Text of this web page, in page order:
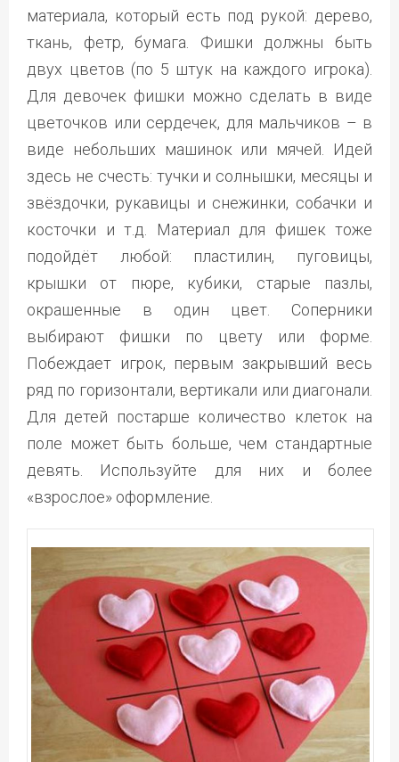
материала, который есть под рукой: дерево,
ткань, фетр, бумага. Фишки должны быть
двух цветов (по 5 штук на каждого игрока).
Для девочек фишки можно сделать в виде
цветочков или сердечек, для мальчиков – в
виде небольших машинок или мячей. Идей
здесь не счесть: тучки и солнышки, месяцы и
звёздочки, рукавицы и снежинки, собачки и
косточки и т.д. Материал для фишек тоже
подойдёт любой: пластилин, пуговицы,
крышки от пюре, кубики, старые пазлы,
окрашенные в один цвет. Соперники
выбирают фишки по цвету или форме.
Побеждает игрок, первым закрывший весь
ряд по горизонтали, вертикали или диагонали.
Для детей постарше количество клеток на
поле может быть больше, чем стандартные
девять. Используйте для них и более
«взрослое» оформление.